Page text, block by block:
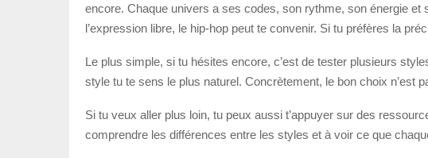
encore. Chaque univers a ses codes, son rythme, son énergie
l’expression libre, le hip-hop peut te convenir. Si tu préfères la
Le plus simple, si tu hésites encore, c’est de tester plusieurs
style tu te sens le plus naturel. Concrètement, le bon choix n’est
Si tu veux aller plus loin, tu peux aussi t’appuyer sur des
comprendre les différences entre les styles et à voir ce que